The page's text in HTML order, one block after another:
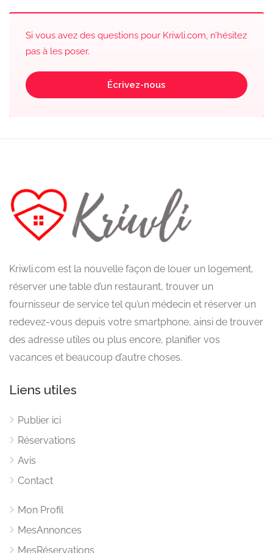
Si vous avez des questions pour Kriwli.com, n’hésitez
pas à les poser.
Écrivez-nous
Kriwli.com est la nouvelle façon de louer un logement,
réserver une table d’un restaurant, trouver un
fournisseur de service tel qu’un médecin et réserver un
redevez-vous depuis votre smartphone, ainsi de trouver
des adresse utiles ou plus encore, planifier vos
vacances et beaucoup d’autre choses.
Liens utiles
Publier ici
Réservations
Avis
Contact
Mon Profil
MesAnnonces
MesRéservations